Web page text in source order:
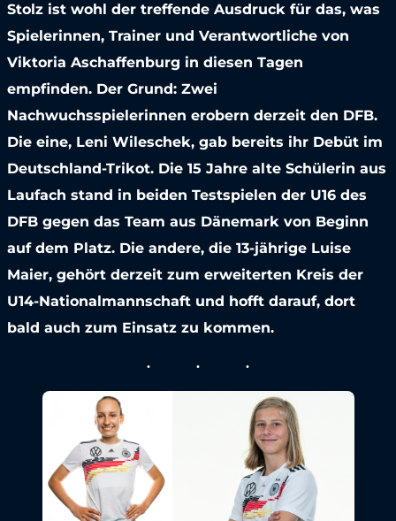
Stolz ist wohl der treffende Ausdruck für das, was
Spielerinnen, Trainer und Verantwortliche von
Viktoria Aschaffenburg in diesen Tagen
empfinden. Der Grund: Zwei
Nachwuchsspielerinnen erobern derzeit den DFB.
Die eine, Leni Wileschek, gab bereits ihr Debüt im
Deutschland-Trikot. Die 15 Jahre alte Schülerin aus
Laufach stand in beiden Testspielen der U16 des
DFB gegen das Team aus Dänemark von Beginn
auf dem Platz. Die andere, die 13-jährige Luise
Maier, gehört derzeit zum erweiterten Kreis der
U14-Nationalmannschaft und hofft darauf, dort
bald auch zum Einsatz zu kommen.